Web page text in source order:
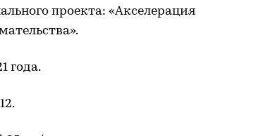
проекта: «Акселерация
года.